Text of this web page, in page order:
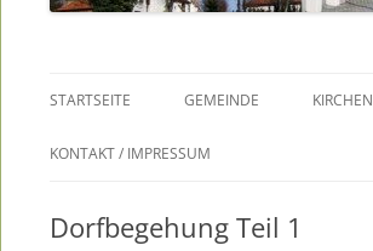
STARTSEITE GEMEINDE KIRCHEN
KONTAKT / IMPRESSUM
Dorfbegehung Teil 1